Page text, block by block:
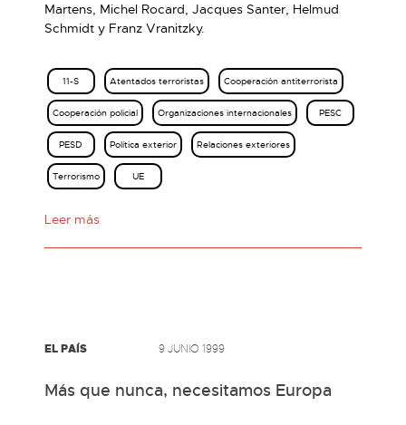
Martens, Michel Rocard, Jacques Santer, Helmud
Schmidt y Franz Vranitzky.
11-S Atentados terroristas Cooperación antiterrorista
Cooperación policial Organizaciones internacionales PESC
PESD Política exterior Relaciones exteriores
Terrorismo UE
Leer más
EL PAÍS 9 JUNIO 1999
Más que nunca, necesitamos Europa